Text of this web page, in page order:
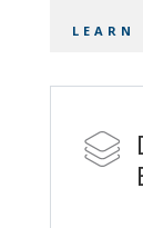
LEARN